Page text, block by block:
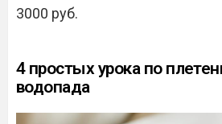
3000 руб.
4 простых урока по
водопада